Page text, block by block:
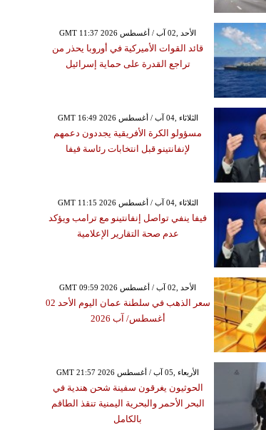
GMT 11:37 2026 الأحد ,02 آب / أغسطس
قائد القوات الأميركية في أوروبا يحذر من
تراجع القدرة على حماية إسرائيل
GMT 16:49 2026 الثلاثاء ,04 آب / أغسطس
مسؤولو الكرة الأفريقية يجددون دعمهم
لإنفانتينو قبل انتخابات رئاسة فيفا
GMT 11:15 2026 الثلاثاء ,04 آب / أغسطس
فيفا ينفي تواصل إنفانتينو مع ترامب ويؤكد
عدم صحة التقارير الإعلامية
GMT 09:59 2026 الأحد ,02 آب / أغسطس
سعر الذهب في سلطنة عمان اليوم الأحد 02
أغسطس/ آب 2026
GMT 21:57 2026 الأربعاء ,05 آب / أغسطس
الحوثيون يغرقون سفينة شحن هندية في
البحر الأحمر والبحرية اليمنية تنقذ الطاقم
بالكامل